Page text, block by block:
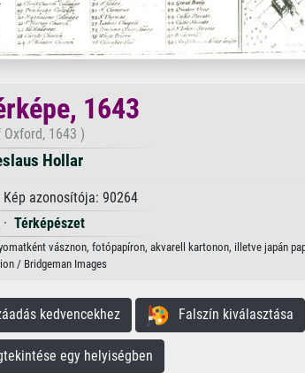
1643
Oxford, 1643 )
Hollar
azonosítója: 90264
· Térképészet
vásznon, fotópapíron, akvarell kartonon, illetve japán
/ Bridgeman Images
kedvencekhez Falszín kiválasztása
egy helyiségben